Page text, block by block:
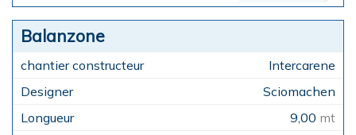
Balanzone
Intercarene
Sciomachen
9,00 mt